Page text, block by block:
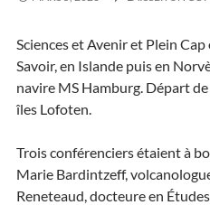
Sciences et Avenir et Plein
Savoir, en Islande puis en
navire MS Hamburg. Départ
îles Lofoten.
Trois conférenciers étaient à
Marie Bardintzeff,
Reneteaud, docteure en